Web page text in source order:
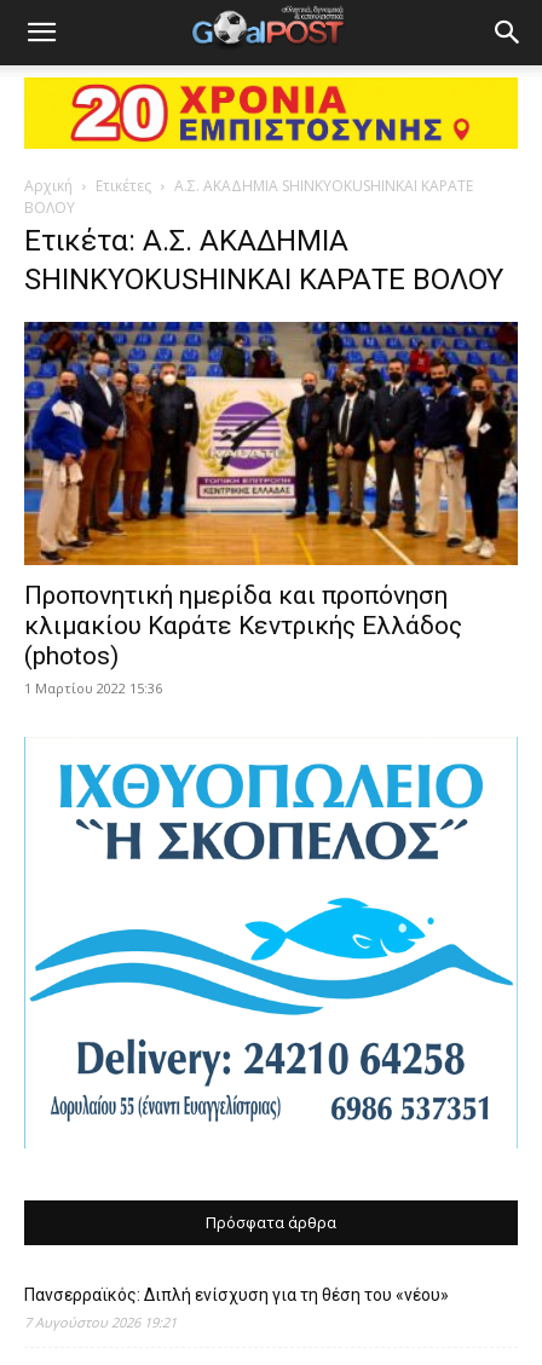
Αρχική Ετικέτες
A.Σ. ΑΚΑΔΗΜΙΑ SHINKYOKUSHINKAI KAΡΑΤΕ
ΒΟΛΟΥ
Ετικέτα: A.Σ. ΑΚΑΔΗΜΙΑ
SHINKYOKUSHINKAI KAΡΑΤΕ ΒΟΛΟΥ
Προπονητική ημερίδα και προπόνηση
κλιμακίου Καράτε Κεντρικής Ελλάδος
(photos)
1 Μαρτίου 2022 15:36
Πρόσφατα άρθρα
Πανσερραϊκός: Διπλή ενίσχυση για τη θέση του «νέου»
7 Αυγούστου 2026 19:21